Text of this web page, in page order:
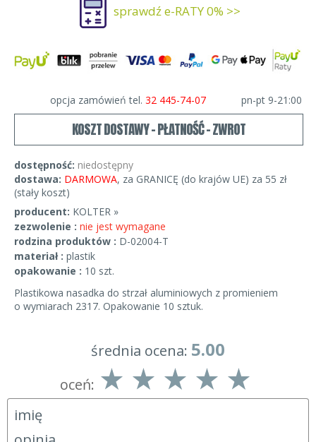
sprawdź e-RATY 0% >>
opcja zamówień tel. 32 445-74-07 pn-pt 9-21:00
KOSZT DOSTAWY - PŁATNOŚĆ - ZWROT
dostępność: niedostępny
dostawa: DARMOWA, za GRANICĘ (do krajów UE) za 55 zł
(stały koszt)
producent: KOLTER »
zezwolenie : nie jest wymagane
rodzina produktów : D-02004-T
materiał : plastik
opakowanie : 10 szt.
Plastikowa nasadka do strzał aluminiowych z promieniem
o wymiarach 2317. Opakowanie 10 sztuk.
średnia ocena: 5.00
oceń: